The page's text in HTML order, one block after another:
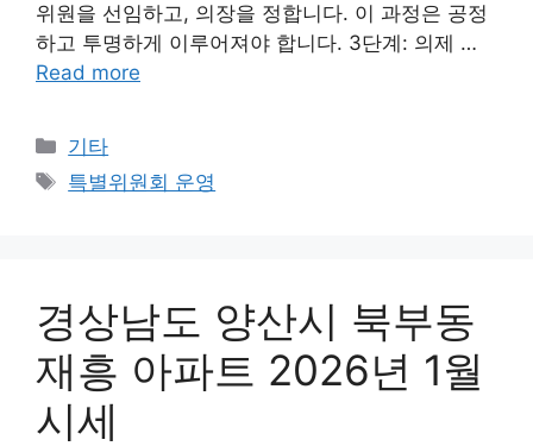
위원을 선임하고, 의장을 정합니다. 이 과정은 공정
하고 투명하게 이루어져야 합니다. 3단계: 의제 …
Read more
Categories
기타
Tags
특별위원회 운영
경상남도 양산시 북부동
재흥 아파트 2026년 1월
시세